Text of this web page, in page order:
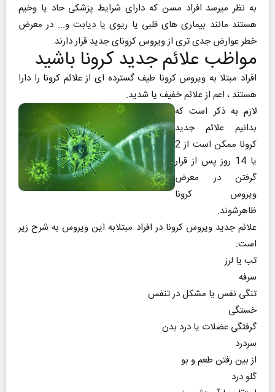
به نظر میرسد افراد مسن که دارای شرایط پزشکی حاد یا وخیم
هستند مانند بیماری های قلبی یا ریوی یا دیابت و... در معرض
خطر عوارض جدی تری از ویروس کرونای جدید قرار دارند.
مواظب علائم جدید کرونا باشید
افراد مبتلا به ویروس کرونا طیف گسترده ای ازعلائم کرونا را دارا
هستند ، اعم از علائم خفیف یا شدید.
لازم به ذکر است که
بدانیم علائم جدید
کرونا ممکن است از 2
یا 14 روز پس از قرار
گرفتن در معرض
ویروس کرونا
ظاهرشوند.
علائم جدید ویروس کرونا در افراد مبتلابه این ویروس به شرح زیر
است:
تب یا لرز
سرفه
تنگی نفس یا مشکل در تنفس
خستگی
گرفتگی عضلات یا درد بدن
سردرد
از بین رفتن طعم و بو
گلو درد